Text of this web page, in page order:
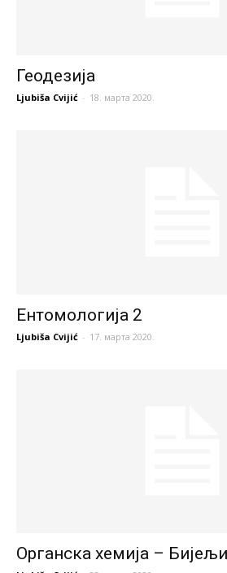
Геодезија
Ljubiša Cvijić - 18. марта 2020.
Ентомологија 2
Ljubiša Cvijić - 17. марта 2020.
Органска хемија –